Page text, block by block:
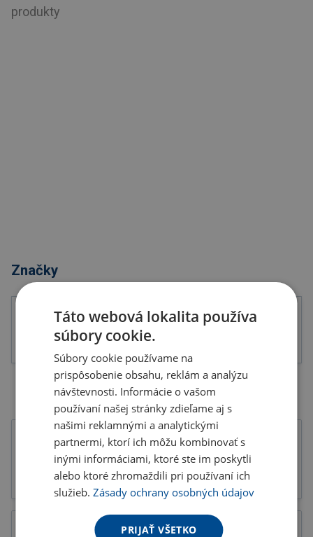
produkty
Značky
Tlačoviny Katalógy
Táto webová lokalita používa
súbory cookie.
Súbory cookie používame na
prispôsobenie obsahu, reklám a analýzu
návštevnosti. Informácie o vašom
používaní našej stránky zdieľame aj s
našimi reklamnými a analytickými
partnermi, ktorí ich môžu kombinovať s
inými informáciami, ktoré ste im poskytli
alebo ktoré zhromaždili pri používaní ich
služieb.Zásady ochrany osobných údajov
PRIJAŤ VŠETKO